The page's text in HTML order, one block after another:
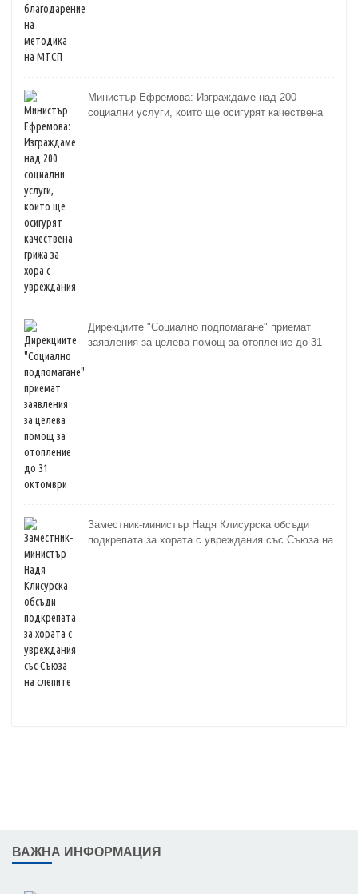
Министър Ефремова: Изграждаме над 200
социални услуги, които ще осигурят качествена
Дирекциите "Социално подпомагане" приемат
заявления за целева помощ за отопление до 31
Заместник-министър Надя Клисурска обсъди
подкрепата за хората с увреждания със Съюза на
ВАЖНА ИНФОРМАЦИЯ